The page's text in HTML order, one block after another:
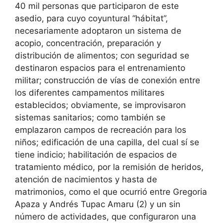
40 mil personas que participaron de este
asedio, para cuyo coyuntural “hábitat”,
necesariamente adoptaron un sistema de
acopio, concentración, preparación y
distribución de alimentos; con seguridad se
destinaron espacios para el entrenamiento
militar; construcción de vías de conexión entre
los diferentes campamentos militares
establecidos; obviamente, se improvisaron
sistemas sanitarios; como también se
emplazaron campos de recreación para los
niños; edificación de una capilla, del cual sí se
tiene indicio; habilitación de espacios de
tratamiento médico, por la remisión de heridos,
atención de nacimientos y hasta de
matrimonios, como el que ocurrió entre Gregoria
Apaza y Andrés Tupac Amaru (2) y un sin
número de actividades, que configuraron una